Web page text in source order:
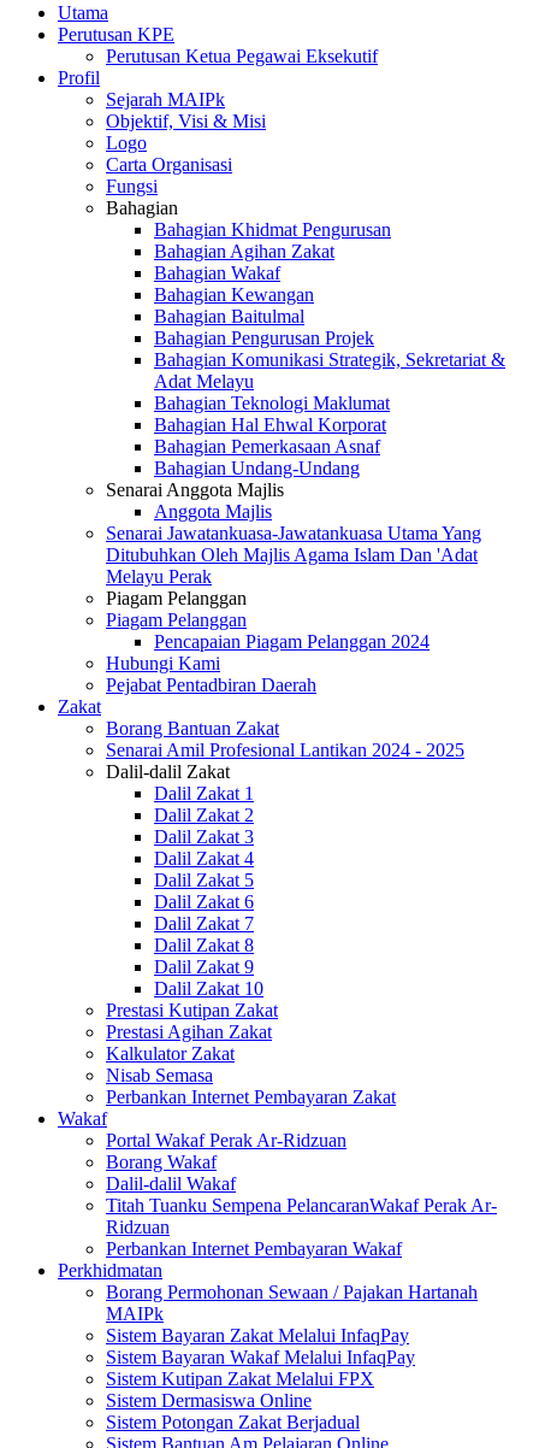
Utama
Perutusan KPE
Perutusan Ketua Pegawai Eksekutif
Profil
Sejarah MAIPk
Objektif, Visi & Misi
Logo
Carta Organisasi
Fungsi
Bahagian
Bahagian Khidmat Pengurusan
Bahagian Agihan Zakat
Bahagian Wakaf
Bahagian Kewangan
Bahagian Baitulmal
Bahagian Pengurusan Projek
Bahagian Komunikasi Strategik, Sekretariat &
Adat Melayu
Bahagian Teknologi Maklumat
Bahagian Hal Ehwal Korporat
Bahagian Pemerkasaan Asnaf
Bahagian Undang-Undang
Senarai Anggota Majlis
Anggota Majlis
Senarai Jawatankuasa-Jawatankuasa Utama Yang
Ditubuhkan Oleh Majlis Agama Islam Dan 'Adat
Melayu Perak
Piagam Pelanggan
Piagam Pelanggan
Pencapaian Piagam Pelanggan 2024
Hubungi Kami
Pejabat Pentadbiran Daerah
Zakat
Borang Bantuan Zakat
Senarai Amil Profesional Lantikan 2024 - 2025
Dalil-dalil Zakat
Dalil Zakat 1
Dalil Zakat 2
Dalil Zakat 3
Dalil Zakat 4
Dalil Zakat 5
Dalil Zakat 6
Dalil Zakat 7
Dalil Zakat 8
Dalil Zakat 9
Dalil Zakat 10
Prestasi Kutipan Zakat
Prestasi Agihan Zakat
Kalkulator Zakat
Nisab Semasa
Perbankan Internet Pembayaran Zakat
Wakaf
Portal Wakaf Perak Ar-Ridzuan
Borang Wakaf
Dalil-dalil Wakaf
Titah Tuanku Sempena PelancaranWakaf Perak Ar-
Ridzuan
Perbankan Internet Pembayaran Wakaf
Perkhidmatan
Borang Permohonan Sewaan / Pajakan Hartanah
MAIPk
Sistem Bayaran Zakat Melalui InfaqPay
Sistem Bayaran Wakaf Melalui InfaqPay
Sistem Kutipan Zakat Melalui FPX
Sistem Dermasiswa Online
Sistem Potongan Zakat Berjadual
Sistem Bantuan Am Pelajaran Online